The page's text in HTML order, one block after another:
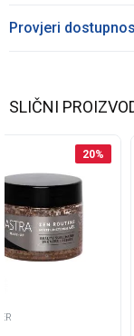
Provjeri
SLIČNI
20%